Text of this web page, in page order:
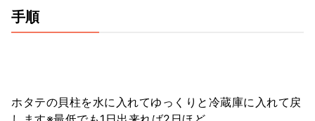
手順
ホタテの貝柱を水に入れてゆっくりと冷蔵庫に入れて戻